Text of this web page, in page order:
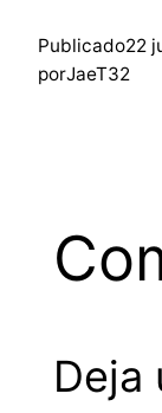
Publicado22
porJaeT32
Deja